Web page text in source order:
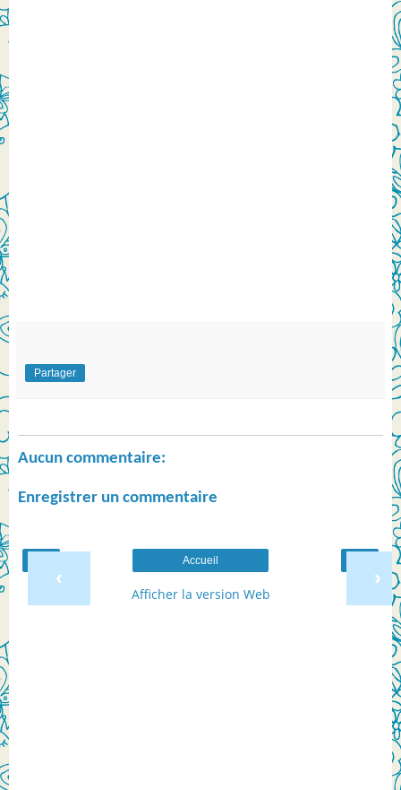
Partager
Aucun commentaire:
Enregistrer un commentaire
‹ ›
Accueil
Afficher la version Web